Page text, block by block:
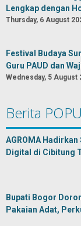
Lengkap dengan
Thursday, 6 August
Festival Budaya
Guru PAUD dan
Wednesday, 5 August
Berita
AGROMA
Digital di Cibitung
Bupati Bogor
Pakaian Adat,